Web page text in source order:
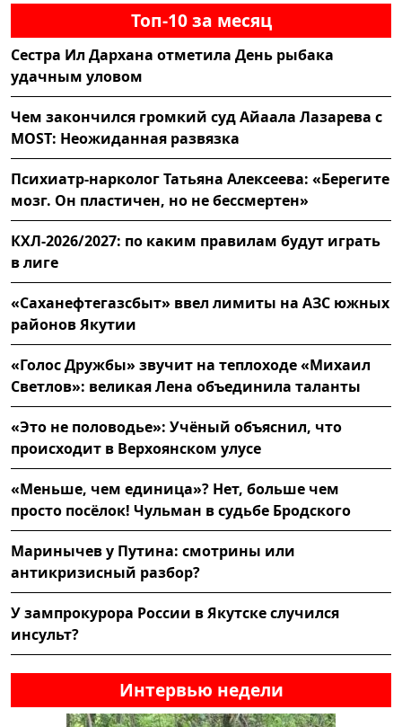
Топ-10 за месяц
Сестра Ил Дархана отметила День рыбака
удачным уловом
Чем закончился громкий суд Айаала Лазарева с
MOST: Неожиданная развязка
Психиатр-нарколог Татьяна Алексеева: «Берегите
мозг. Он пластичен, но не бессмертен»
КХЛ-2026/2027: по каким правилам будут играть
в лиге
«Саханефтегазсбыт» ввел лимиты на АЗС южных
районов Якутии
«Голос Дружбы» звучит на теплоходе «Михаил
Светлов»: великая Лена объединила таланты
«Это не половодье»: Учёный объяснил, что
происходит в Верхоянском улусе
«Меньше, чем единица»? Нет, больше чем
просто посёлок! Чульман в судьбе Бродского
Маринычев у Путина: смотрины или
антикризисный разбор?
У зампрокурора России в Якутске случился
инсульт?
Интервью недели